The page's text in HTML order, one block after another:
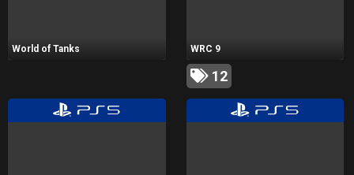
World of Tanks WRC 9
12